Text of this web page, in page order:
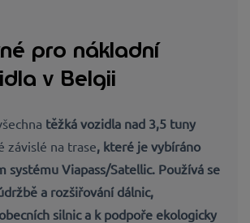
pro nákladní
v Belgii
těžká vozidla nad 3,5 tuny
závislé na trase, které je vybíráno
systémuViapass/Satellic. Používá se
a rozšiřovánídálnic,
silnic a k podpoře ekologicky